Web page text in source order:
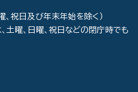
祝日及び年末年始を除く）
土曜、日曜、祝日などの閉庁時でも